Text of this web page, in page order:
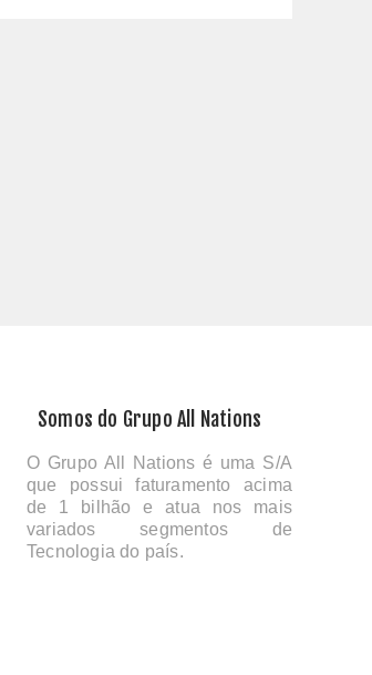
Somos do Grupo All Nations
O Grupo All Nations é uma S/A
que possui faturamento acima
de 1 bilhão e atua nos mais
variados segmentos de
Tecnologia do país.